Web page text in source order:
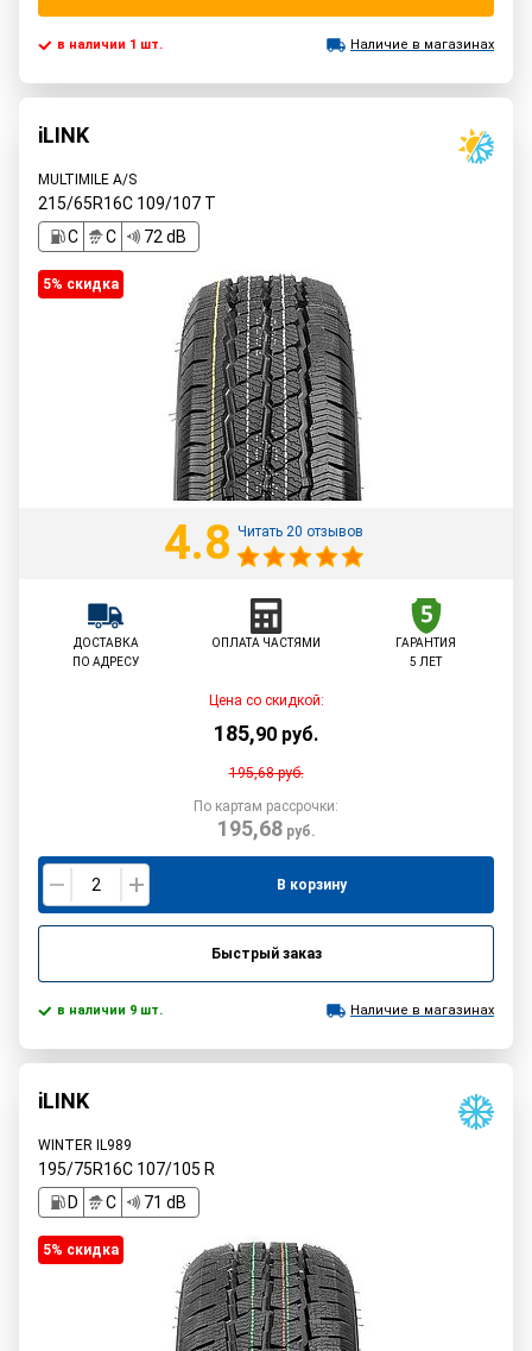
в наличии 1 шт. Наличие в магазинах
iLINK
MULTIMILE A/S
215/65R16C 109/107 T
C
C 72 dB
5% cкидка
4.8 Читать 20 отзывов
ДОСТАВКА
ПО АДРЕСУ
ОПЛАТА ЧАСТЯМИ
ГАРАНТИЯ
5 ЛЕТ
Цена со скидкой:
185,90 руб.
195,68руб.
По картам рассрочки:
195,68руб.
В корзину
Быстрый заказ
в наличии 9 шт. Наличие в магазинах
iLINK
WINTER IL989
195/75R16C 107/105 R
D
C 71 dB
5% cкидка